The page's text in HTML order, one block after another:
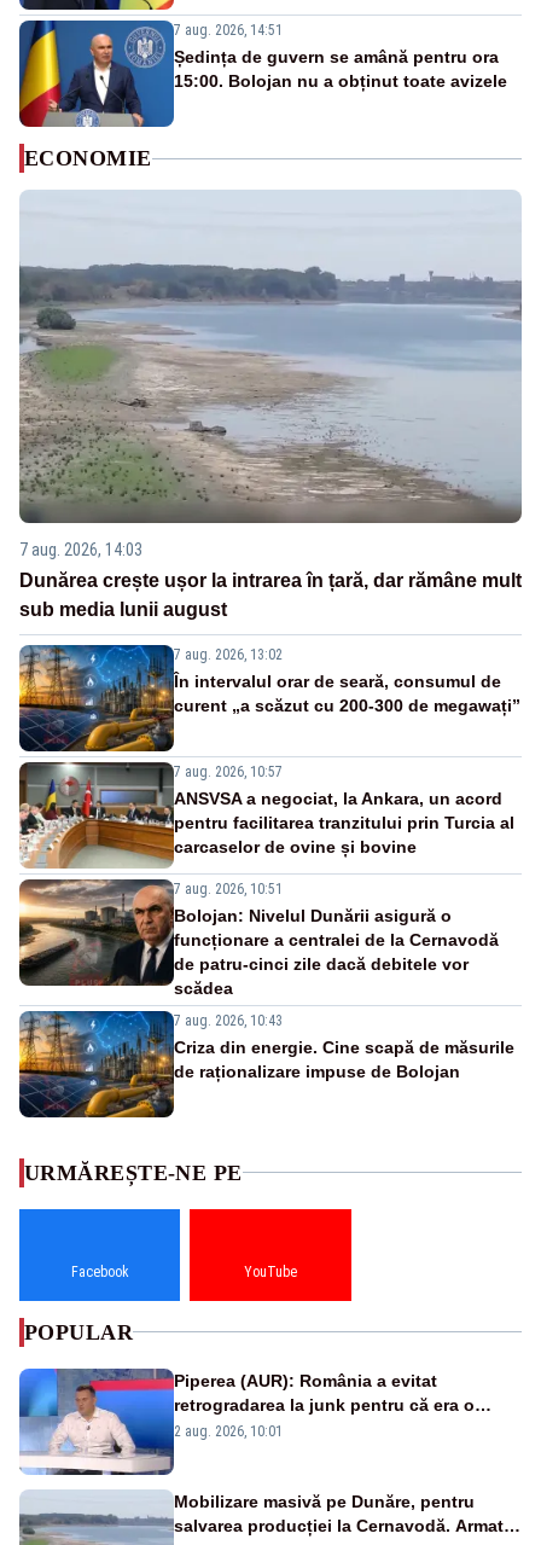
7 aug. 2026, 14:51
Ședința de guvern se amână pentru ora
15:00. Bolojan nu a obținut toate avizele
ECONOMIE
7 aug. 2026, 14:03
Dunărea crește ușor la intrarea în țară, dar rămâne mult
sub media lunii august
7 aug. 2026, 13:02
În intervalul orar de seară, consumul de
curent „a scăzut cu 200-300 de megawați”
7 aug. 2026, 10:57
ANSVSA a negociat, la Ankara, un acord
pentru facilitarea tranzitului prin Turcia al
carcaselor de ovine și bovine
7 aug. 2026, 10:51
Bolojan: Nivelul Dunării asigură o
funcționare a centralei de la Cernavodă
de patru-cinci zile dacă debitele vor
scădea
7 aug. 2026, 10:43
Criza din energie. Cine scapă de măsurile
de raționalizare impuse de Bolojan
URMĂREȘTE-NE PE
Facebook YouTube
POPULAR
Piperea (AUR): România a evitat
retrogradarea la junk pentru că era o
catastrofă pentru bănci și fondurile de
2 aug. 2026, 10:01
Mobilizare masivă pe Dunăre, pentru
salvarea producției la Cernavodă. Armata